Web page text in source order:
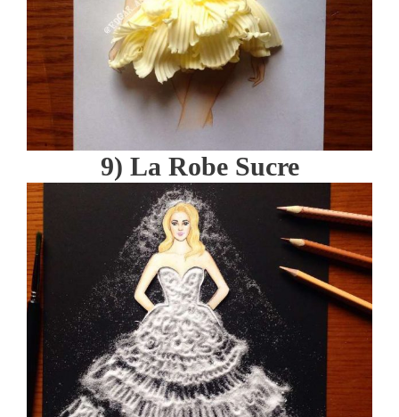
9) La Robe Sucre